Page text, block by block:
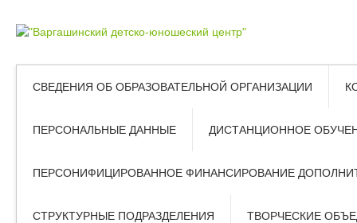
СВЕДЕНИЯ ОБ ОБРАЗОВАТЕЛЬНОЙ ОРГАНИЗАЦИИ
ПЕРСОНАЛЬНЫЕ ДАННЫЕ ДИСТАНЦИОННОЕ
ПЕРСОНИФИЦИРОВАННОЕ ФИНАНСИРОВАНИЕ
СТРУКТУРНЫЕ ПОДРАЗДЕЛЕНИЯ ТВОРЧЕСКИЕ